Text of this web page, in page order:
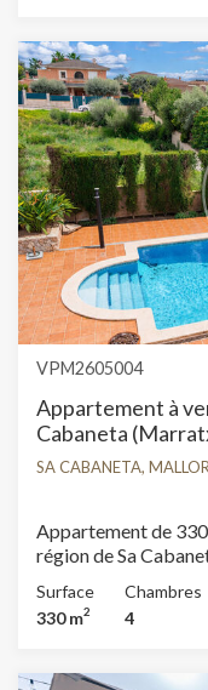
VPM2605004
Appartement à
Cabaneta
SA CABANETA,
Appartement de
région de Sa
parking,
balcon, jardin,
Surface
330 m2
Chambres
4